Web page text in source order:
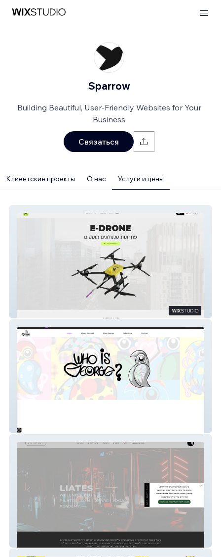
Sparrow
Building Beautiful, User-Friendly Websites for Your
Business
Связаться
Клиентские проекты О нас Услуги и цены
E-Drone
Who is George